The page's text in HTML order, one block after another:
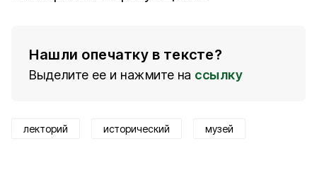
Нашли опечатку в тексте?
Выделите ее и нажмите на ссылку
лекторий исторический музей